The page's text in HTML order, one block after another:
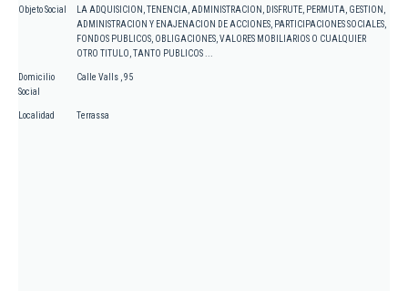
Objeto Social
LA ADQUISICION, TENENCIA, ADMINISTRACION, DISFRUTE, PERMUTA, GESTION,
ADMINISTRACION Y ENAJENACION DE ACCIONES, PARTICIPACIONES SOCIALES,
FONDOS PUBLICOS, OBLIGACIONES, VALORES MOBILIARIOS O CUALQUIER
OTRO TITULO, TANTO PUBLICOS ...
Domicilio
Social
Calle Valls , 95
Localidad Terrassa